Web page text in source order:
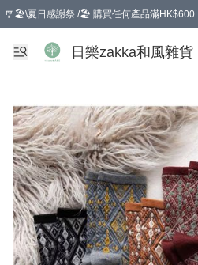
🎐🏖️\夏日感謝祭 /🏖️ 購買任何產品滿HK$600
選擇GoGoX住宅/工商地址配送，單一訂單
日樂zakka和風雜貨